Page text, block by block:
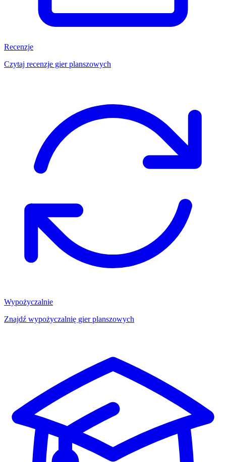
Recenzje
Czytaj recenzje gier planszowych
Wypożyczalnie
Znajdź wypożyczalnię gier planszowych